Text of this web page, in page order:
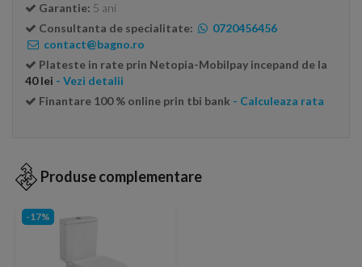
Garantie: 5 ani
Consultanta de specialitate:
0720456456
contact@bagno.ro
Plateste in rate prin Netopia-Mobilpay incepand de la
40 lei - Vezi detalii
Finantare 100 % online prin tbi bank - Calculeaza rata
Produse complementare
-17%